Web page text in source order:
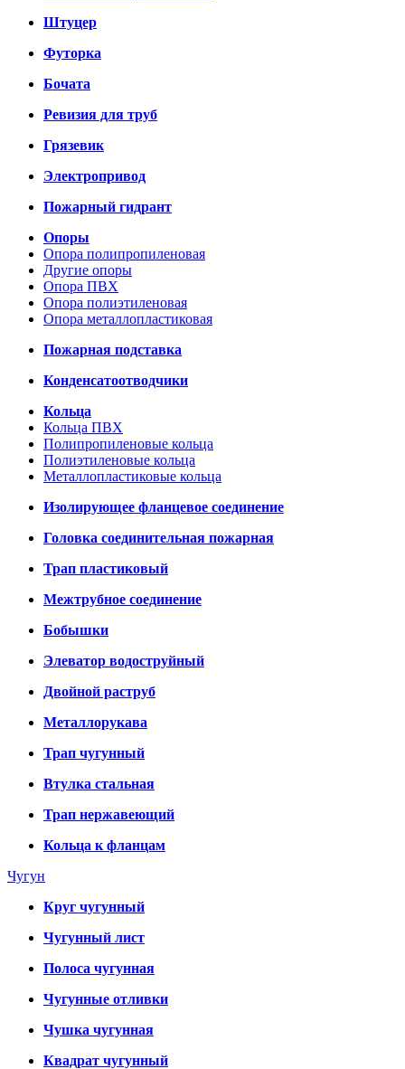
Штуцер
Футорка
Бочата
Ревизия для труб
Грязевик
Электропривод
Пожарный гидрант
Опоры
Опора полипропиленовая
Другие опоры
Опора ПВХ
Опора полиэтиленовая
Опора металлопластиковая
Пожарная подставка
Конденсатоотводчики
Кольца
Кольца ПВХ
Полипропиленовые кольца
Полиэтиленовые кольца
Металлопластиковые кольца
Изолирующее фланцевое соединение
Головка соединительная пожарная
Трап пластиковый
Межтрубное соединение
Бобышки
Элеватор водоструйный
Двойной раструб
Металлорукава
Трап чугунный
Втулка стальная
Трап нержавеющий
Кольца к фланцам
Чугун
Круг чугунный
Чугунный лист
Полоса чугунная
Чугунные отливки
Чушка чугунная
Квадрат чугунный